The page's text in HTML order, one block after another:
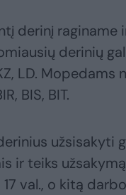
derinį
derinių
LD.
BIS, BIT.
užsisakyti
ir teiks
val., o kitą